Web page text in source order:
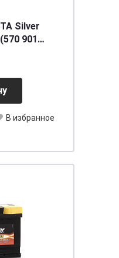
Silver
901
В избранное